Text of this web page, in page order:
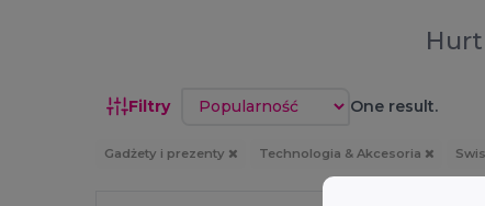
Filtry Sortuj według One result.
Gadżety i prezenty Technologia & Akcesoria